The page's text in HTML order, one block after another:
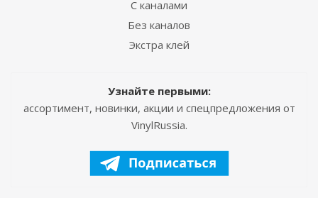
С каналами
Без каналов
Экстра клей
Узнайте первыми:
ассортимент, новинки, акции и спецпредложения от
VinylRussia.